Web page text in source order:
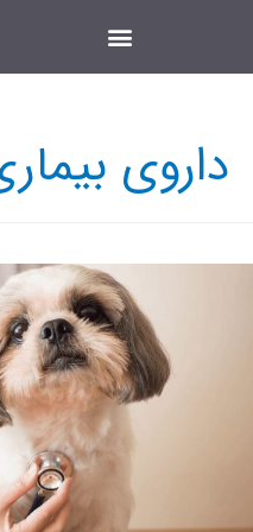
داروی